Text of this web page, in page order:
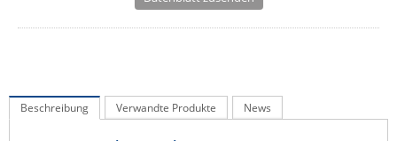
Power Kingdom
Beschreibung Verwandte Produkte News